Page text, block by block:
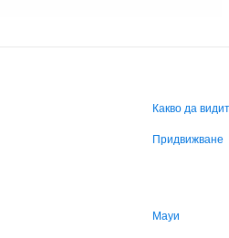
Какво да
Придвижване
Мауи